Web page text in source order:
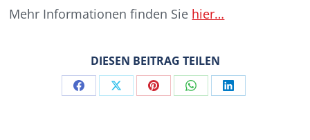
Mehr Informationen finden Sie hier…
DIESEN BEITRAG TEILEN
Share Share Share Share Share